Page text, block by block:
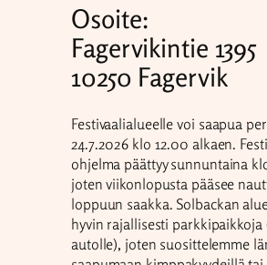
Osoite:
Fagervikintie 1395
10250 Fagervik
Festivaalialueelle voi saapua
24.7.2026 klo 12.00 alkaen.
ohjelma päättyy sunnuntaina
joten viikonlopusta pääsee
loppuun saakka. Solbackan
hyvin rajallisesti parkkipaikkoja
autolle), joten suosittelemme